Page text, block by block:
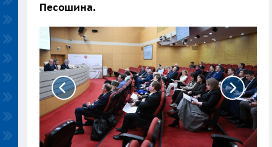
Песошина.